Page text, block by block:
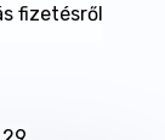
fizetésről